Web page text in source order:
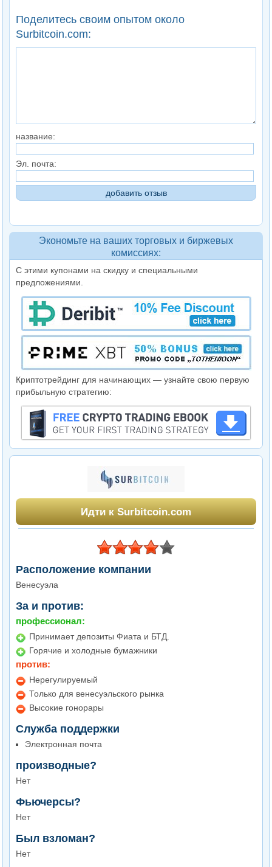
Поделитесь своим опытом около
Surbitcoin.com:
название:
Эл. почта:
Экономьте на ваших торговых и биржевых
комиссиях:
С этими купонами на скидку и специальными
предложениями.
Криптотрейдинг для начинающих — узнайте свою первую
прибыльную стратегию:
Идти к Surbitcoin.com
Расположение компании
Венесуэла
За и против:
профессионал:
Принимает депозиты Фиата и БТД.
Горячие и холодные бумажники
против:
Нерегулируемый
Только для венесуэльского рынка
Высокие гонорары
Служба поддержки
Электронная почта
производные?
Нет
Фьючерсы?
Нет
Был взломан?
Нет